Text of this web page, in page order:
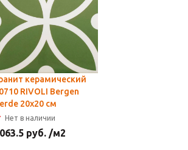
керамический
RIVOLI Bergen
20x20 см
Нет в наличии
руб. /м2